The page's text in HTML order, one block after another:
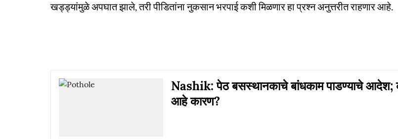
खड्ड्यांमुळे अपघात झाले, तरी पीडितांना नुकसान भरपाई कशी मिळणार हा प्रश्न अनुत्तरीत राहणार आहे.
Nashik: पेठ बसस्थानकाचे बांधकाम पाडण्याचे आदेश;
आहे कारण?